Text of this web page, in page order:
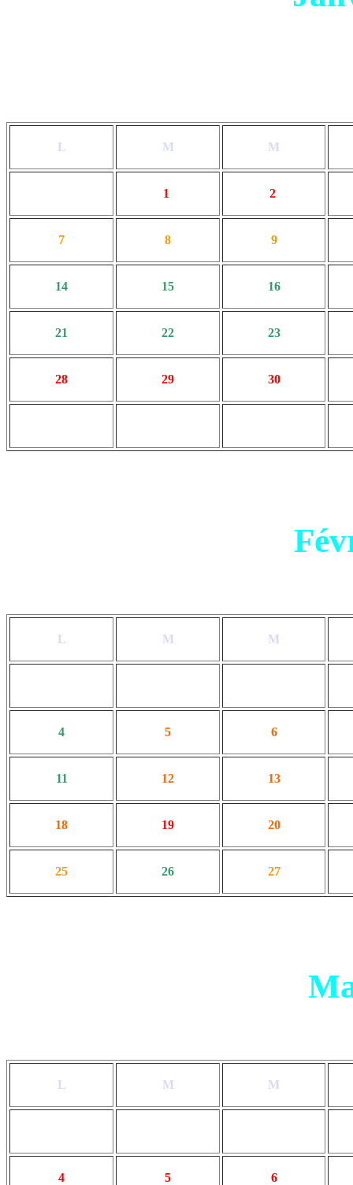
L M M
1 2
7 8 9
14 15 16
21 22 23
28 29 30
L M M
4 5 6
11 12 13
18 19 20
25 26 27
L M M
4 5 6